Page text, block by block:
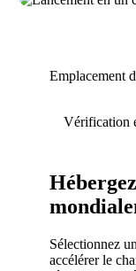
Emplacement
Vérification
Sélectionnez
accélérer le